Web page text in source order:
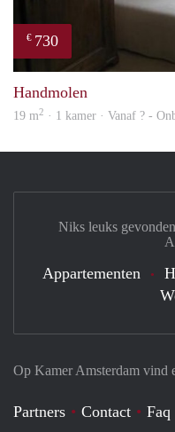
€ 730
Handmolen
19 m2 · 1 kamer · Vanaf ? -
Op Kamer Amsterdam vind
Partners Contact Faq
Niks leuks
Appartementen